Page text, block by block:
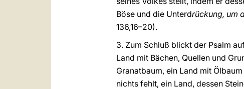
Böse und die Unterdrückung, um
136,16–20).
3. Zum Schluß blickt der Psalm
Land mit Bächen, Quellen und
Granatbaum, ein Land mit
nichts fehlt, ein Land, dessen